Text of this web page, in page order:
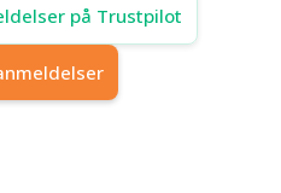
på Trustpilot